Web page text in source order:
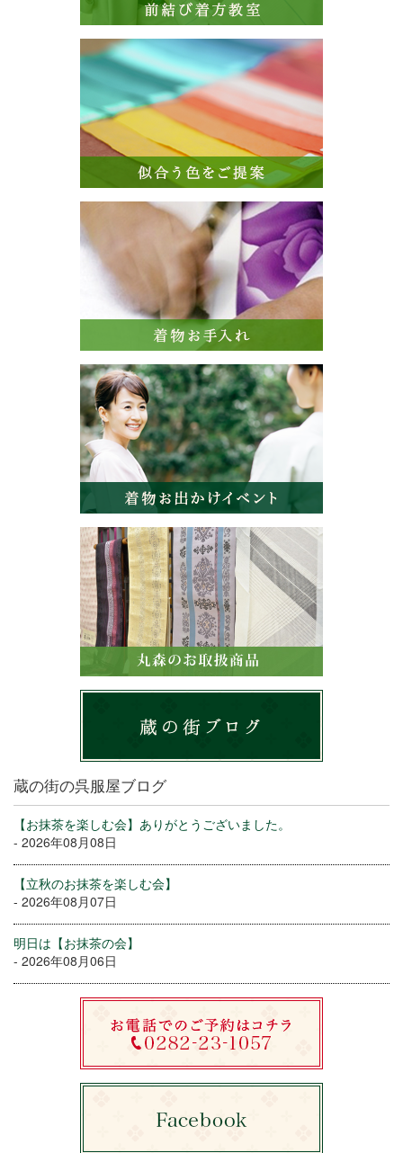
蔵の街の呉服屋ブログ
【お抹茶を楽しむ会】ありがとうございました。
- 2026年08月08日
【立秋のお抹茶を楽しむ会】
- 2026年08月07日
明日は【お抹茶の会】
- 2026年08月06日